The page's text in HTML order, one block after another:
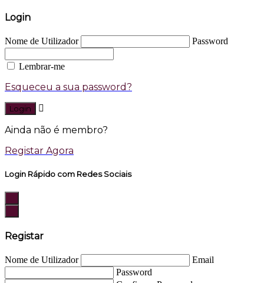
Login
Nome de Utilizador Password
Lembrar-me
Esqueceu a sua password?
Login
Ainda não é membro?
Registar Agora
Login Rápido com Redes Sociais
Registar
Nome de Utilizador
Email
Password